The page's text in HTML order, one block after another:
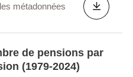
métadonnées
de pensions par
(1979-2024)